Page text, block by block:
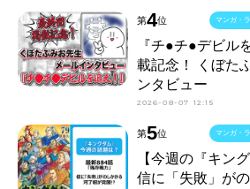
第4位
『チ●チ●デビル
載記念！ くぼた
ンタビュー
2026-08-07 12:15
マンガ・
第5位
【今週の『キン
信に「失敗」が
マンガ・